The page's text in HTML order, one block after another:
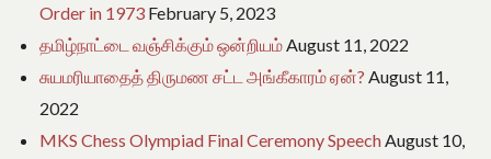
Order in 1973 February 5, 2023
தமிழ்நாட்டை வஞ்சிக்கும் ஒன்றியம்August 11, 2022
சுயமரியாதைத் திருமண சட்ட அங்கீகாரம் ஏன்? August 11,
2022
MKS Chess Olympiad Final Ceremony SpeechAugust 10,